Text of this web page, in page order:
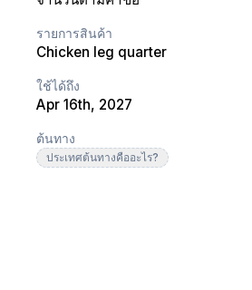
รายการสินค้า
Chicken leg quarter
ใช้ได้ถึง
Apr 16th, 2027
ต้นทาง
ประเทศต้นทางคืออะไร?